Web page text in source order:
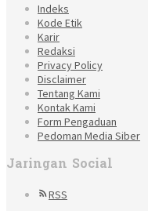
Indeks
Kode Etik
Karir
Redaksi
Privacy Policy
Disclaimer
Tentang Kami
Kontak Kami
Form Pengaduan
Pedoman Media Siber
Jaringan Social
RSS